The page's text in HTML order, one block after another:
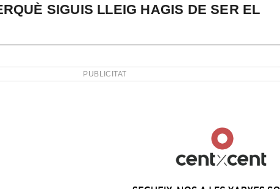
SIGUIS LLEIG HAGIS DE SER EL
PUBLICITAT